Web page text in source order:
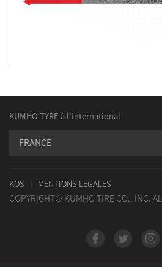
KUMHO TYRE à l'international
FRANCE
KOS MENTIONS LEGALES
COPYRIGHT© KUMHO TIRE CO., INC.